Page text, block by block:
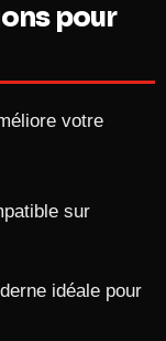
pour
votre
sur
idéale pour